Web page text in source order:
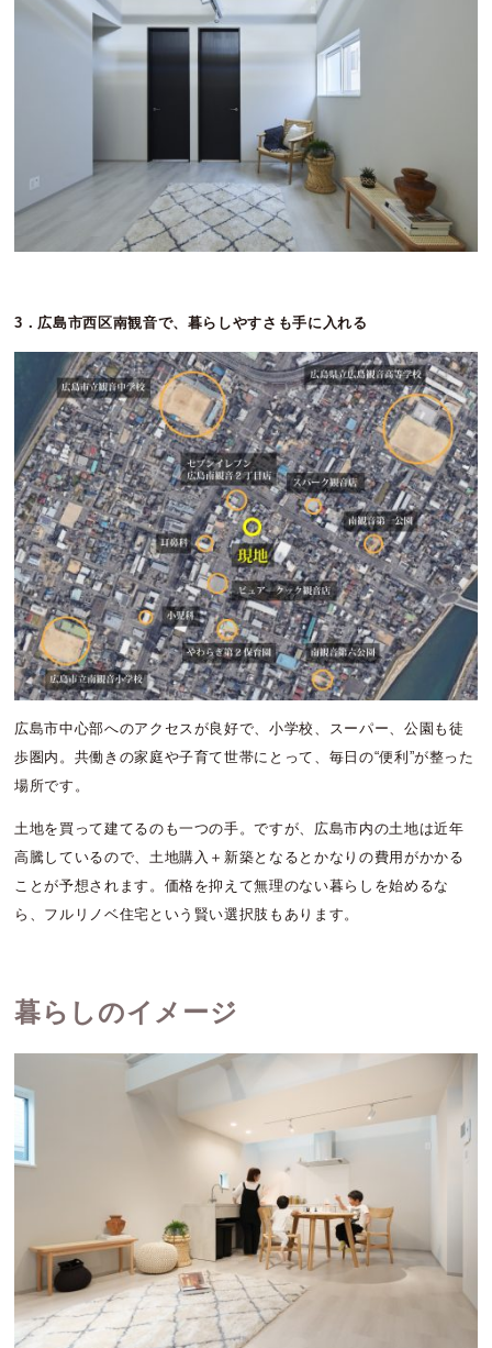
3．広島市西区南観音で、暮らしやすさも手に入れる
広島市中心部へのアクセスが良好で、小学校、スーパー、公園も徒
歩圏内。共働きの家庭や子育て世帯にとって、毎日の“便利”が整った
場所です。
土地を買って建てるのも一つの手。ですが、広島市内の土地は近年
高騰しているので、土地購入＋新築となるとかなりの費用がかかる
ことが予想されます。価格を抑えて無理のない暮らしを始めるな
ら、フルリノベ住宅という賢い選択肢もあります。
暮らしのイメージ